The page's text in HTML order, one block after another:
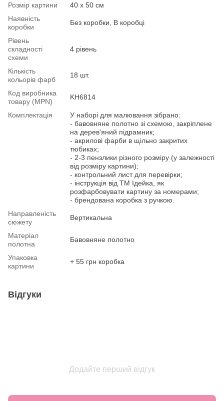
Розмір картини
40 х 50 см
Наявність
коробки
Без коробки, В коробці
Рівень
складності
схеми
4 рівень
Кількість
кольорів фарб
18 шт.
Код виробника
товару (MPN)
KH6814
Комплектація
У наборі для малювання зібрано:
- бавовняне полотно зі схемою, закріплене
на дерев'яний підрамник;
- акрилові фарби в щільно закритих
тюбиках;
- 2-3 пензлики різного розміру (у залежності
від розміру картини);
- контрольний лист для перевірки;
- інструкція від ТМ Ідейка, як
розфарбовувати картину за номерами;
- брендована коробка з ручкою.
Направленість
сюжету
Вертикальна
Матеріал
полотна
Бавовняне полотно
Упаковка
картини
+ 55 грн коробка
Відгуки
Додайте перший відгук